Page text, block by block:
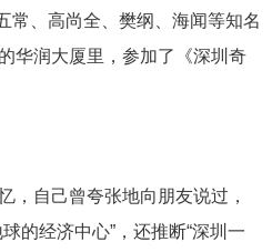
常、高尚全、樊纲、海闻等知名
华润大厦里，参加了《深圳奇
，自己曾夸张地向朋友说过，
的经济中心”，还推断“深圳一